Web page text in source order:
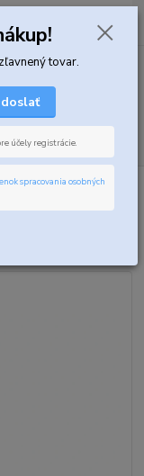
Hľadať
0,00 EUR
Ostrovit
30ml
tovar.
účely registrácie.
spracovania osobných